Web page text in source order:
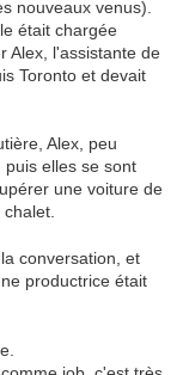
nouveaux venus).
était chargée
Alex, l'assistante de
Toronto et devait
Alex, peu
elles se sont
une voiture de
conversation, et
productrice était